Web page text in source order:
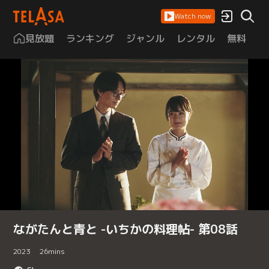
Watch now
見放題 ランキング ジャンル レンタル 無料
ながたんと青と -いちかの料理帖- 第08話
2023 26mins